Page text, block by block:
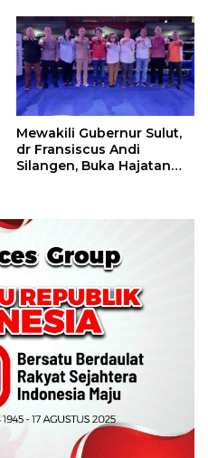
Mewakili Gubernur Sulut,
dr Fransiscus Andi
Silangen, Buka Hajatan